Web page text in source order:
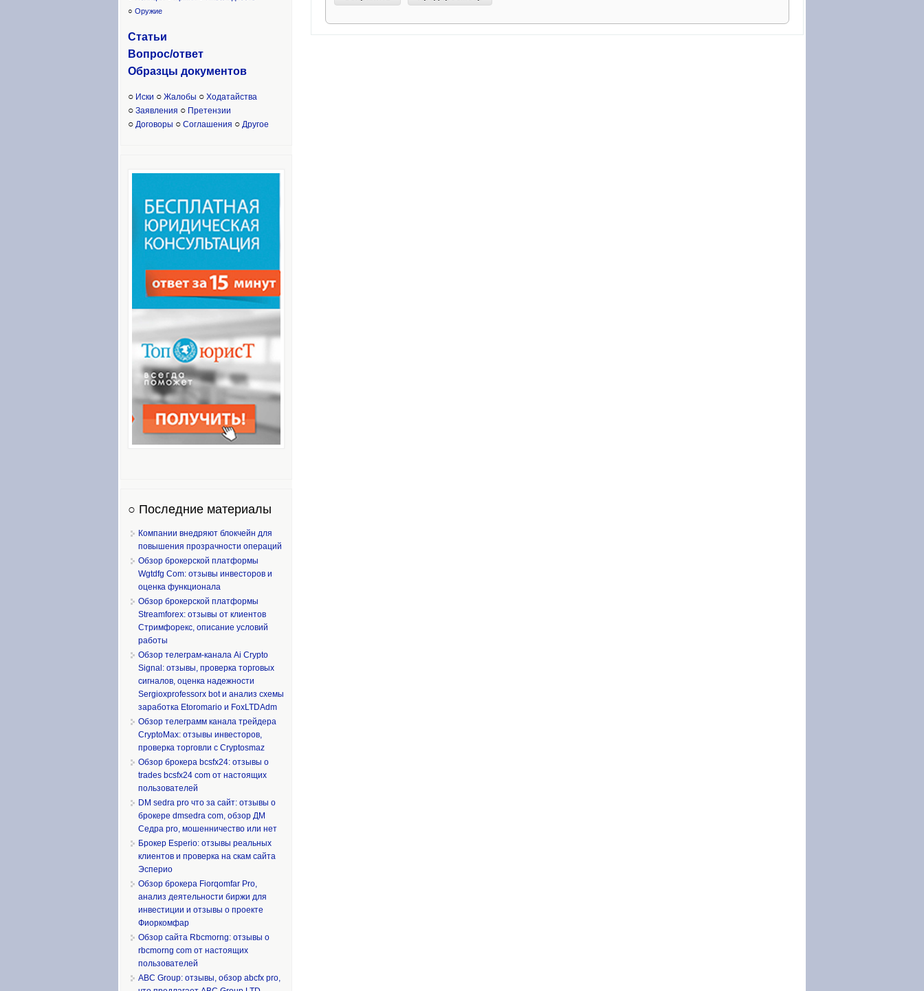
○ Оружие
Статьи
Вопрос/ответ
Образцы документов
○ Иски ○ Жалобы ○ Ходатайства
○ Заявления ○ Претензии
○ Договоры ○ Соглашения ○ Другое
○ Последние материалы
Компании внедряют блокчейн для
повышения прозрачности операций
Обзор брокерской платформы
Wgtdfg Com: отзывы инвесторов и
оценка функционала
Обзор брокерской платформы
Streamforex: отзывы от клиентов
Стримфорекс, описание условий
работы
Обзор телеграм-канала Ai Crypto
Signal: отзывы, проверка торговых
сигналов, оценка надежности
Sergioxprofessorx bot и анализ схемы
заработка Etoromario и FoxLTDAdm
Обзор телеграмм канала трейдера
CryptoMax: отзывы инвесторов,
проверка торговли с Cryptosmaz
Обзор брокера bcsfx24: отзывы о
trades bcsfx24 com от настоящих
пользователей
DM sedra pro что за сайт: отзывы о
брокере dmsedra com, обзор ДМ
Седра pro, мошенничество или нет
Брокер Esperio: отзывы реальных
клиентов и проверка на скам сайта
Эсперио
Обзор брокера Fiorqomfar Pro,
анализ деятельности биржи для
инвестиции и отзывы о проекте
Фиоркомфар
Обзор сайта Rbcmorng: отзывы о
rbcmorng com от настоящих
пользователей
ABC Group: отзывы, обзор abcfx pro,